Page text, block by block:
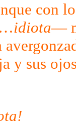
con
idiota—
y sus